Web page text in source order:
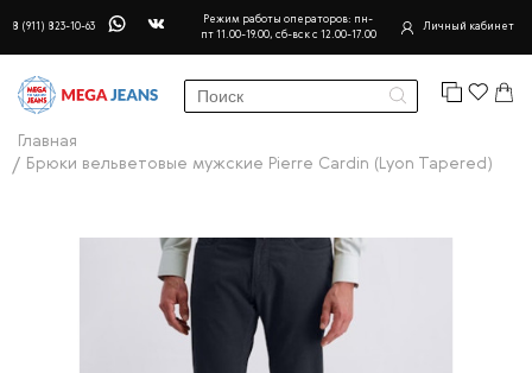
8 (911) 823-10-63
Режим работы операторов: пн-
пт 11.00-19.00, сб-вск с 12.00-17.00
Личный кабинет
Главная
Брюки вельветовые мужские Pierre Cardin (Lyon Tapered)